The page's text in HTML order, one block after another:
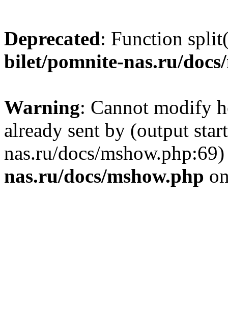
Deprecated: Function
bilet/pomnite-nas.ru/
Warning: Cannot modify
already sent by (output
nas.ru/docs/
nas.ru/docs/mshow.php